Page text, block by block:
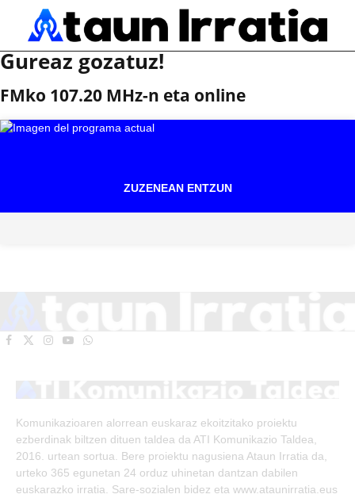
Gureaz gozatuz!
FMko 107.20 MHz-n eta online
ZUZENEAN ENTZUN
Facebook
X
Instagram
YouTubeWhatsApp
Komunikazioaren alorrean euskaraz ekoitzitako proiektu
ezberdinak biltzen dituen taldea da ATI Komunikazio Taldea,
2016. urtean sortua. Bere proiektu nagusiena Ataun Irratia da,
urteko 365 egunetan 24 orduz uhinetan dantzan dabilen
euskarazko irratia. Sare-sozialen bidez eta www.ataunirratia.eus